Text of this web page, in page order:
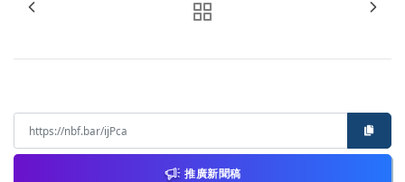
推廣新聞稿